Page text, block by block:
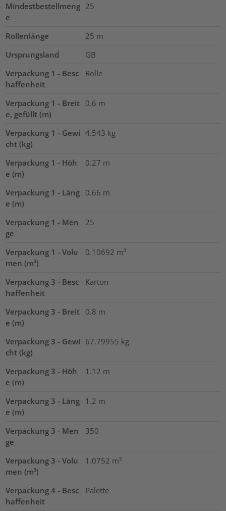
Mindestbestellmeng
e
25
Rollenlänge 25 m
Ursprungsland
GB
Verpackung 1 - Besc
haffenheit
Rolle
Verpackung 1 - Breit
e, gefüllt (m)
0.6 m
Verpackung 1 - Gewi
cht (kg)
4.543 kg
Verpackung 1 - Höh
e (m)
0.27 m
Verpackung 1 - Läng
e (m)
0.66 m
Verpackung 1 - Men
ge
25
Verpackung 1 - Volu
men (m³)
0.10692 m³
Verpackung 3 - Besc
haffenheit
Karton
Verpackung 3 - Breit
e (m)
0.8 m
Verpackung 3 - Gewi
cht (kg)
67.79955 kg
Verpackung 3 - Höh
e (m)
1.12 m
Verpackung 3 - Läng
e (m)
1.2 m
Verpackung 3 - Men
ge
350
Verpackung 3 - Volu
men (m³)
1.0752 m³
Verpackung 4 - Besc
haffenheit
Palette